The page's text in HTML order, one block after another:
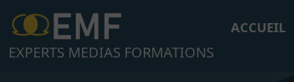
au
EXPERTS MEDIAS FORMATIONS
ACCUEIL